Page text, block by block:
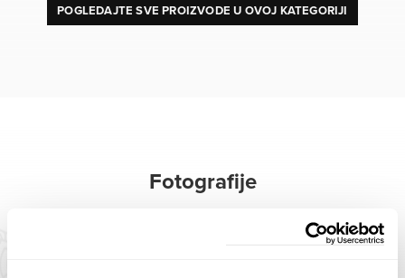
POGLEDAJTE SVE PROIZVODE U OVOJ KATEGORIJI
Fotografije